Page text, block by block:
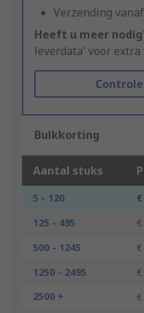
Verzending vanaf
Heeft u meer
leverdata' voor
Bulkkorting
Aantal stuks
5 - 120
125 - 495
500 - 1245
1250 - 2495
2500 +